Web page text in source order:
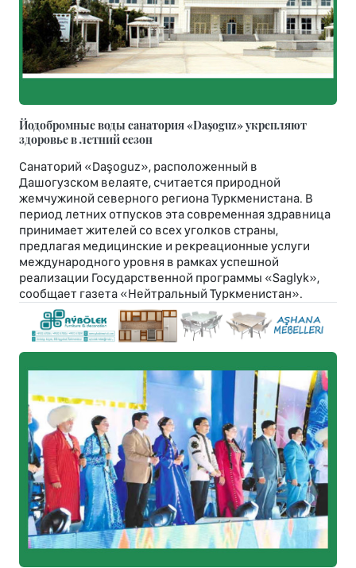
Йодобромные воды санатория «Daşoguz» укрепляют
здоровье в летний сезон
Санаторий «Daşoguz», расположенный в
Дашогузском велаяте, считается природной
жемчужиной северного региона Туркменистана. В
период летних отпусков эта современная здравница
принимает жителей со всех уголков страны,
предлагая медицинские и рекреационные услуги
международного уровня в рамках успешной
реализации Государственной программы «Saglyk»,
сообщает газета «Нейтральный Туркменистан».